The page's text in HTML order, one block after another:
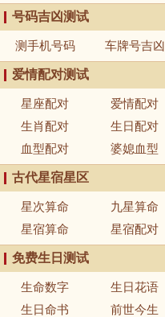
号码吉凶测试
测手机号码 车牌号吉凶
爱情配对测试
星座配对 爱情配对
生肖配对
生日配对
血型配对
婆媳血型
古代星宿星区
星次算命 九星算命
星宿算命
星宿配对
免费生日测试
生命数字 生日花语
生日命书
前世今生